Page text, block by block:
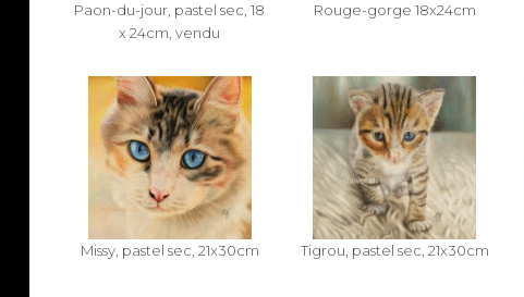
Paon-du-jour, pastel sec, 18
x 24cm, vendu
Rouge-gorge 18x24cm
Missy, pastel sec, 21x30cm Tigrou, pastel sec, 21x30cm